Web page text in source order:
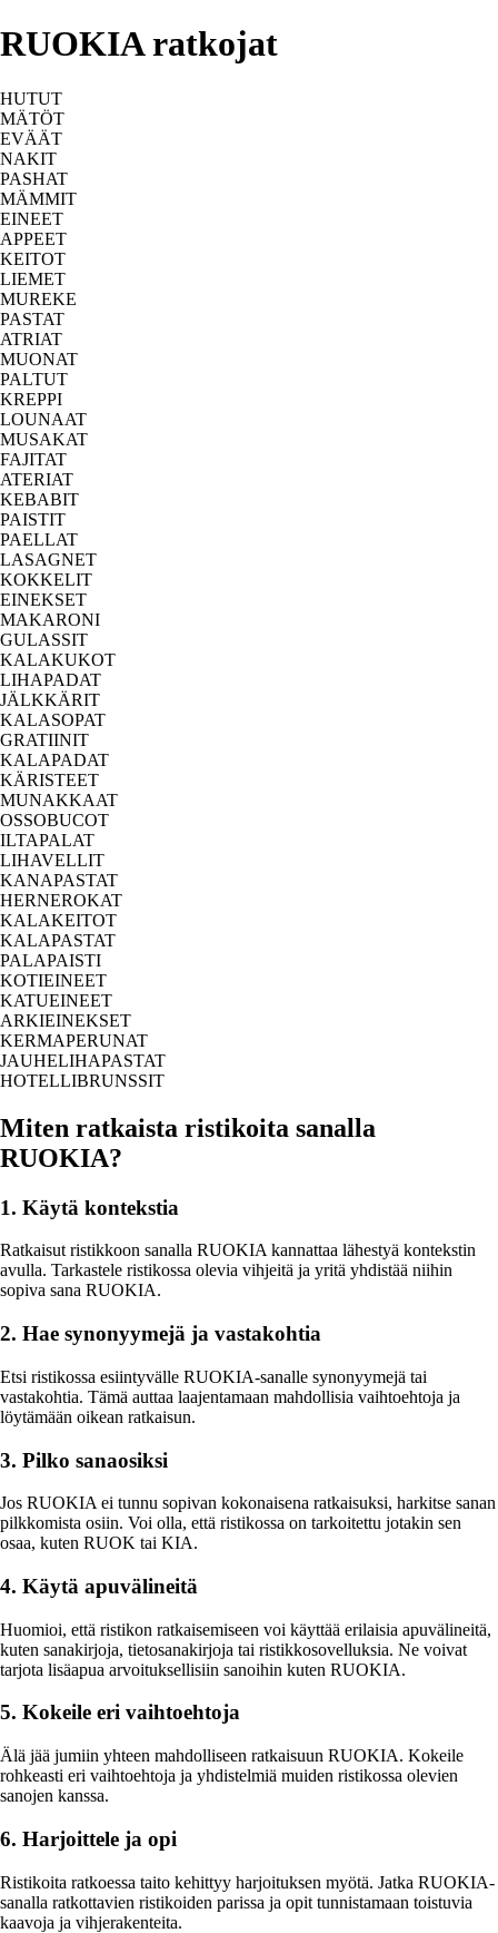
RUOKIA ratkojat
HUTUT
MÄTÖT
EVÄÄT
NAKIT
PASHAT
MÄMMIT
EINEET
APPEET
KEITOT
LIEMET
MUREKE
PASTAT
ATRIAT
MUONAT
PALTUT
KREPPI
LOUNAAT
MUSAKAT
FAJITAT
ATERIAT
KEBABIT
PAISTIT
PAELLAT
LASAGNET
KOKKELIT
EINEKSET
MAKARONI
GULASSIT
KALAKUKOT
LIHAPADAT
JÄLKKÄRIT
KALASOPAT
GRATIINIT
KALAPADAT
KÄRISTEET
MUNAKKAAT
OSSOBUCOT
ILTAPALAT
LIHAVELLIT
KANAPASTAT
HERNEROKAT
KALAKEITOT
KALAPASTAT
PALAPAISTI
KOTIEINEET
KATUEINEET
ARKIEINEKSET
KERMAPERUNAT
JAUHELIHAPASTAT
HOTELLIBRUNSSIT
Miten ratkaista ristikoita sanalla
RUOKIA?
1. Käytä kontekstia
Ratkaisut ristikkoon sanalla RUOKIA kannattaa lähestyä kontekstin
avulla. Tarkastele ristikossa olevia vihjeitä ja yritä yhdistää niihin
sopiva sana RUOKIA.
2. Hae synonyymejä ja vastakohtia
Etsi ristikossa esiintyvälle RUOKIA-sanalle synonyymejä tai
vastakohtia. Tämä auttaa laajentamaan mahdollisia vaihtoehtoja ja
löytämään oikean ratkaisun.
3. Pilko sanaosiksi
Jos RUOKIA ei tunnu sopivan kokonaisena ratkaisuksi, harkitse sanan
pilkkomista osiin. Voi olla, että ristikossa on tarkoitettu jotakin sen
osaa, kuten RUOK tai KIA.
4. Käytä apuvälineitä
Huomioi, että ristikon ratkaisemiseen voi käyttää erilaisia apuvälineitä,
kuten sanakirjoja, tietosanakirjoja tai ristikkosovelluksia. Ne voivat
tarjota lisäapua arvoituksellisiin sanoihin kuten RUOKIA.
5. Kokeile eri vaihtoehtoja
Älä jää jumiin yhteen mahdolliseen ratkaisuun RUOKIA. Kokeile
rohkeasti eri vaihtoehtoja ja yhdistelmiä muiden ristikossa olevien
sanojen kanssa.
6. Harjoittele ja opi
Ristikoita ratkoessa taito kehittyy harjoituksen myötä. Jatka RUOKIA-
sanalla ratkottavien ristikoiden parissa ja opit tunnistamaan toistuvia
kaavoja ja vihjerakenteita.